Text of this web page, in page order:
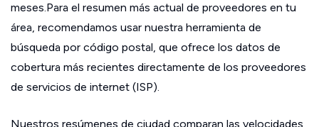
meses.Para el resumen más actual de proveedores en tu
área, recomendamos usar nuestra herramienta de
búsqueda por código postal, que ofrece los datos de
cobertura más recientes directamente de los proveedores
de servicios de internet (ISP).
Nuestros resúmenes de ciudad comparan las velocidades